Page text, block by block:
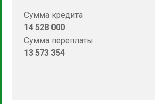
Сумма кредита
14 528 000
Сумма переплаты
13 573 354